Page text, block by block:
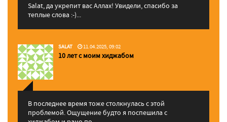
Salat, да укрепит вас Аллаx! Увидели, спасибо за
теплые слова :-)...
SALAT 11.04.2025, 09:02
10 лет с моим хиджабом
В последнее время тоже столкнулась с этой
проблемой. Ощущение будто я поспешила с